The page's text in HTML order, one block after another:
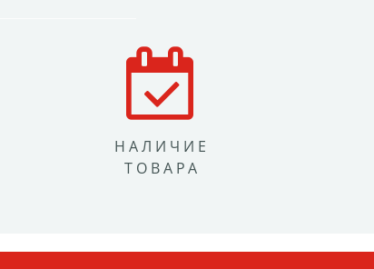
НАЛИЧИЕ
ТОВАРА